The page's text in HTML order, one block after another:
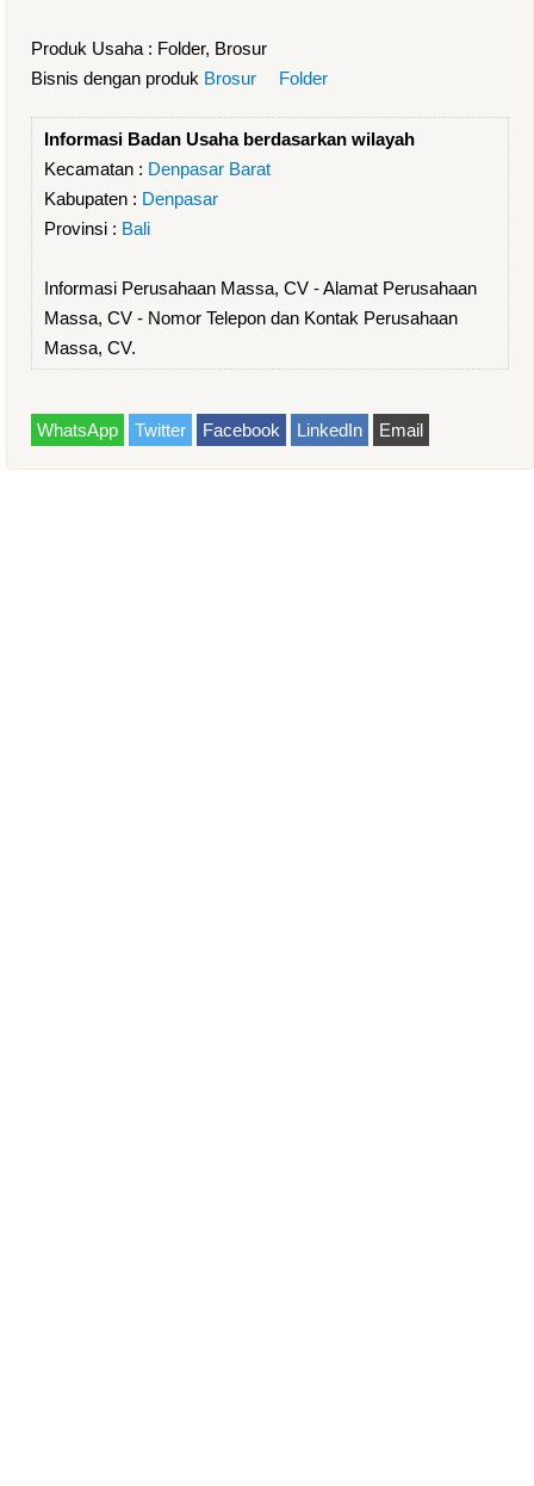
Produk Usaha : Folder, Brosur
Bisnis dengan produk Brosur Folder
Informasi Badan Usaha berdasarkan wilayah
Kecamatan : Denpasar Barat
Kabupaten : Denpasar
Provinsi : Bali
Informasi Perusahaan Massa, CV - Alamat Perusahaan
Massa, CV - Nomor Telepon dan Kontak Perusahaan
Massa, CV.
WhatsApp Twitter Facebook LinkedIn Email